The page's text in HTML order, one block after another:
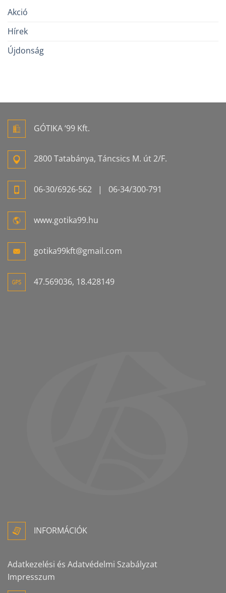
Akció
Hírek
Újdonság
GÓTIKA ‘99 Kft.
2800 Tatabánya, Táncsics M. út 2/F.
06-30/6926-562 | 06-34/300-791
www.gotika99.hu
gotika99kft@gmail.com
47.569036, 18.428149
INFORMÁCIÓK
Adatkezelési és Adatvédelmi Szabályzat
Impresszum